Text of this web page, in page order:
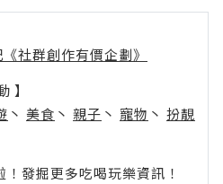
社群創作有價企劃》
】
丶 美食 丶 親子 丶 寵物 丶 扮靚
發掘更多吃喝玩樂資訊！